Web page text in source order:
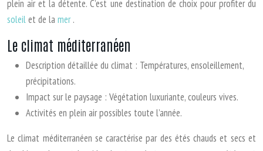
plein air et la détente. C’est une destination de choix pour profiter du
soleilet de la mer.
Le climat méditerranéen
Description détaillée du climat : Températures, ensoleillement,
précipitations.
Impact sur le paysage : Végétation luxuriante, couleurs vives.
Activités en plein air possibles toute l’année.
Le climat méditerranéen se caractérise par des étés chauds et secs et